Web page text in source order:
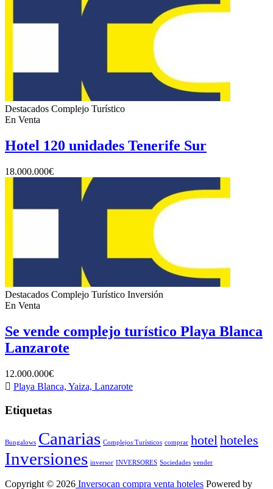
Destacados Complejo Turístico
En Venta
Hotel 120 unidades Tenerife Sur
18.000.000€
Destacados Complejo Turístico Inversión
En Venta
Se vende complejo turístico Playa Blanca
Lanzarote
12.000.000€
Playa Blanca, Yaiza, Lanzarote
Etiquetas
Bungalows Canarias Complejos Turísticos comprar hotelhoteles
Inversiones inversor INVERSORES Sociedades vender
Copyright © 2026 Inversocan compra venta hoteles Powered by